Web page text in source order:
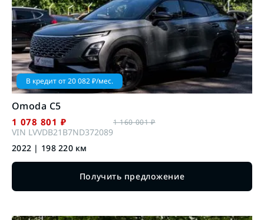
В кредит от20 082₽/мес.
Omoda C5
1 078 801 ₽
VIN LVVDB21B7ND372089
1 160 001₽
2022 | 198 220км
Получить предложение